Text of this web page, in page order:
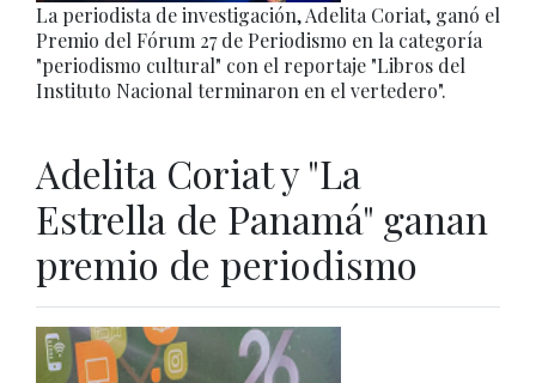
La periodista de investigación, Adelita Coriat, ganó el
Premio del Fórum 27 de Periodismo en la categoría
"periodismo cultural" con el reportaje "Libros del
Instituto Nacional terminaron en el vertedero".
Adelita Coriat y "La
Estrella de Panamá" ganan
premio de periodismo